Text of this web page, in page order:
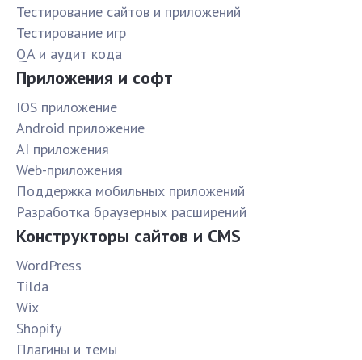
Тестирование сайтов и приложений
Тестирование игр
QA и аудит кода
Приложения и софт
IOS приложение
Android приложение
AI приложения
Web-приложения
Поддержка мобильных приложений
Разработка браузерных расширений
Конструкторы сайтов и CMS
WordPress
Tilda
Wix
Shopify
Плагины и темы